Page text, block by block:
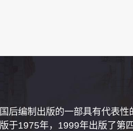
后编制出版的一部具有代表
于1975年，1999年出版了第